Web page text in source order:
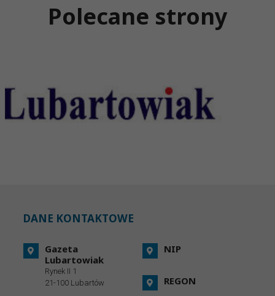
Polecane strony
DANE KONTAKTOWE
Gazeta
Lubartowiak
Rynek II 1
21-100 Lubartów
NIP
REGON